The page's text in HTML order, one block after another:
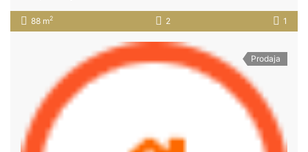
88 m2 2 1
Prodaja